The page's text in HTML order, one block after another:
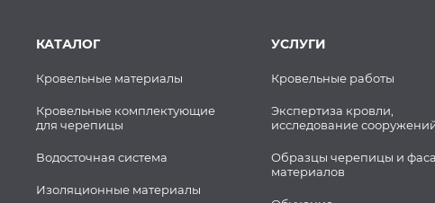
КАТАЛОГ
Кровельные материалы
Кровельные комплектующие
для черепицы
Водосточная система
Изоляционные материалы
УСЛУГИ
Кровельные работы
Экспертиза кровли,
исследование
Образцы черепицы и
материалов